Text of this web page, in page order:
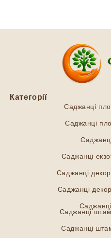
Категорії
Саджанці
Саджанці
Саджанці
Саджанці
Саджанці
Саджанці
Саджанці
Саджанці